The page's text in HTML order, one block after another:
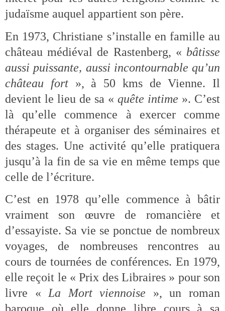
judaïsme auquel appartient son père.
En 1973, Christiane s’installe en famille au
château médiéval de Rastenberg, « bâtisse
aussi puissante, aussi incontournable qu’un
château fort », à 50 kms de Vienne. Il
devient le lieu de sa « quête intime ». C’est
là qu’elle commence à exercer comme
thérapeute et à organiser des séminaires et
des stages. Une activité qu’elle pratiquera
jusqu’à la fin de sa vie en même temps que
celle de l’écriture.
C’est en 1978 qu’elle commence à bâtir
vraiment son œuvre de romancière et
d’essayiste. Sa vie se ponctue de nombreux
voyages, de nombreuses rencontres au
cours de tournées de conférences. En 1979,
elle reçoit le « Prix des Libraires » pour son
livre « La Mort viennoise », un roman